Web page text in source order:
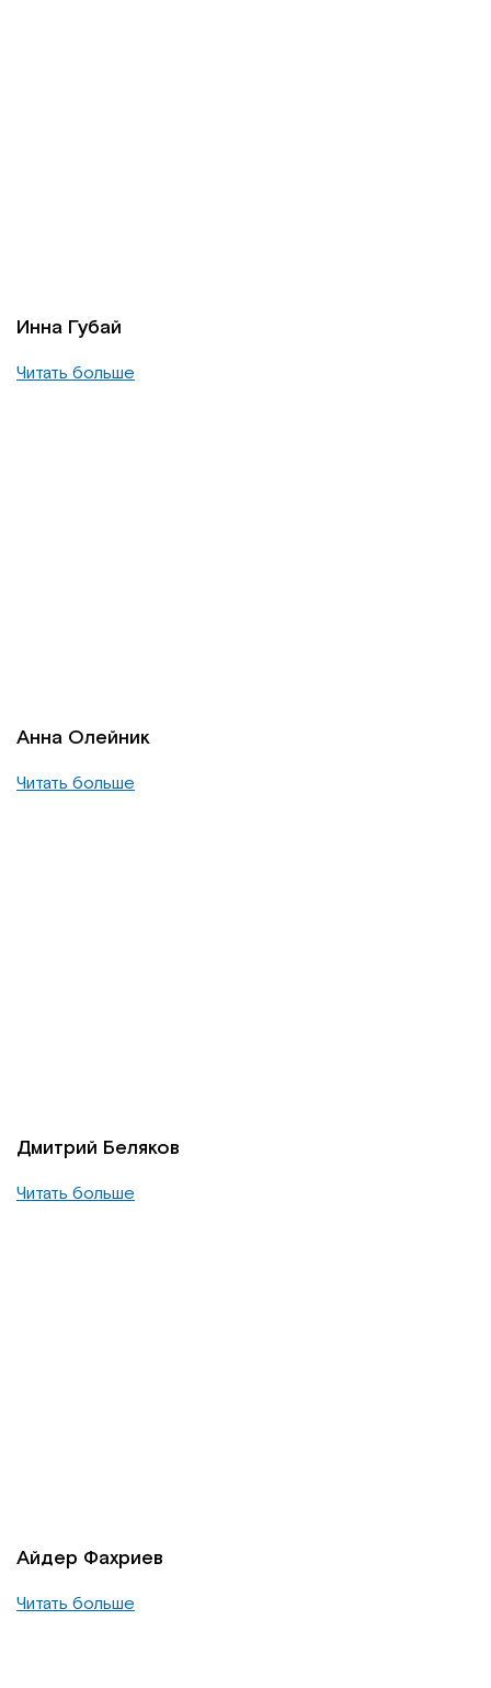
Инна Губай
Читать больше
Анна Олейник
Читать больше
Дмитрий Беляков
Читать больше
Айдер Фахриев
Читать больше